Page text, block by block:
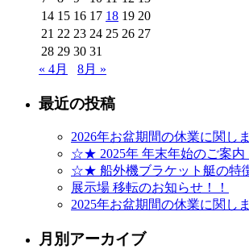
14 15 16 17 18 19 20
21 22 23 24 25 26 27
28 29 30 31
« 4月
8月 »
最近の投稿
2026年お盆期間の休業に関し
☆★ 2025年 年末年始のご案
☆★ 船外機ブラケット艇の
展示場 移転のお知らせ！！
2025年お盆期間の休業に関し
月別アーカイブ